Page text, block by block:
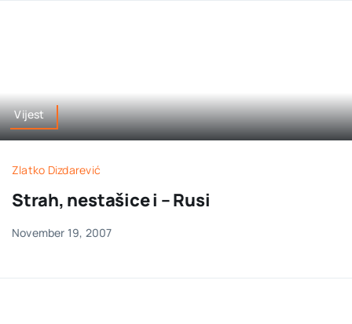
Vijest
Zlatko Dizdarević
Strah, nestašice i – Rusi
November 19, 2007